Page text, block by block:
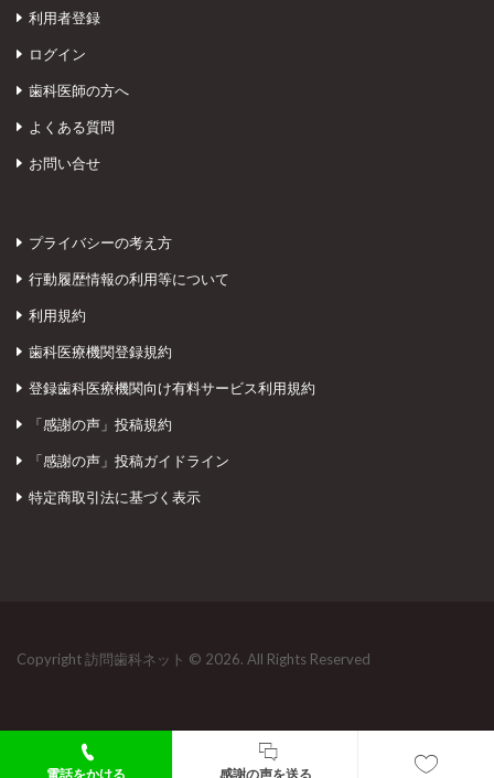
電話をかける 感謝の声を送る
利用者登録
ログイン
歯科医師の方へ
よくある質問
お問い合せ
プライバシーの考え方
行動履歴情報の利用等について
利用規約
歯科医療機関登録規約
登録歯科医療機関向け有料サービス利用規約
「感謝の声」投稿規約
「感謝の声」投稿ガイドライン
特定商取引法に基づく表示
Copyright 訪問歯科ネット © 2026. All Rights Reserved